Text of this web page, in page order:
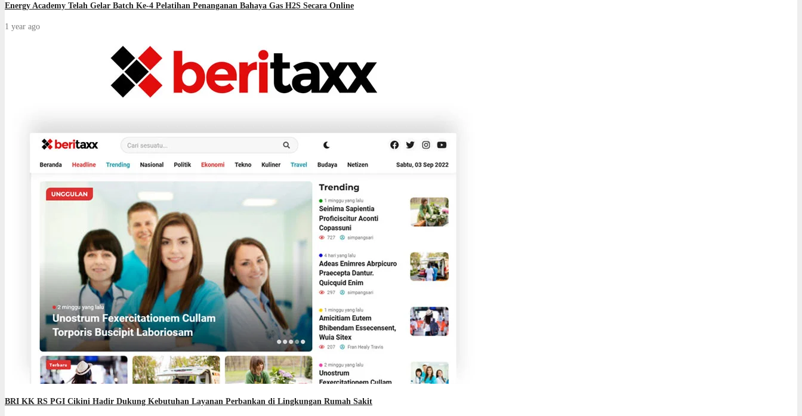
Energy Academy Telah Gelar Batch Ke-4 Pelatihan Penanganan Bahaya Gas H2S Secara Online
1 year ago
BRI KK RS PGI Cikini Hadir Dukung Kebutuhan Layanan Perbankan di Lingkungan Rumah Sakit